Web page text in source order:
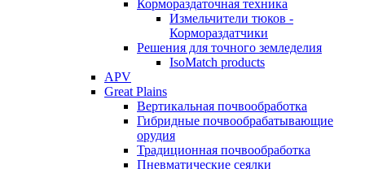
Кормораздаточная техника
Измельчители тюков -
Кормораздатчики
Решения для точного земледелия
IsoMatch products
APV
Great Plains
Вертикальная почвообработка
Гибридные почвообрабатывающие
орудия
Традиционная почвообработка
Пневматические сеялки